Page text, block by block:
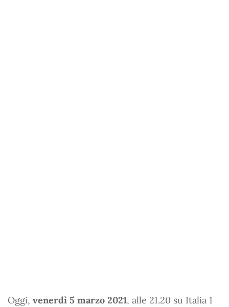
Oggi, venerdì 5 marzo 2021, alle 21.20 su Italia 1